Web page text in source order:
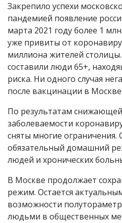
Закрепило успехи
пандемией появление
марта 2021 году более 1
уже привиты от
миллиона жителей
составили люди 65+,
риска. Ни одного случая
после вакцинации в
По результатам
заболеваемости
сняты многие
обязательный домашний
людей и хронических
В Москве продолжает
режим. Остается
возможности
людьми в общественных